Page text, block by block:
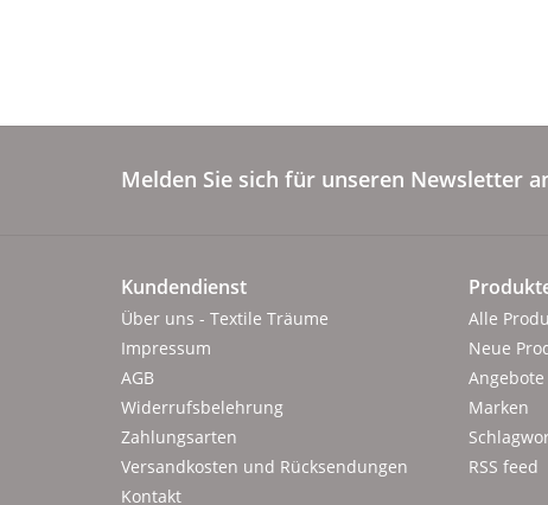
Melden Sie sich für unseren Newsletter
Kundendienst
Über uns - Textile Träume
Impressum
AGB
Widerrufsbelehrung
Zahlungsarten
Versandkosten und Rücksendungen
Kontakt
Alle
Neue
Angebote
Marken
RSS feed